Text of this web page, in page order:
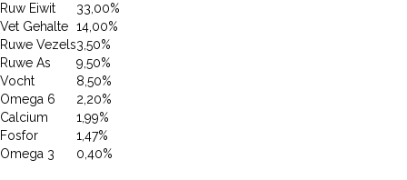
Ruw Eiwit
33,00%
Vet Gehalte 14,00%
Ruwe Vezels3,50%
Ruwe As
9,50%
Vocht
8,50%
Omega 6
2,20%
Calcium
1,99%
Fosfor
1,47%
Omega 3
0,40%